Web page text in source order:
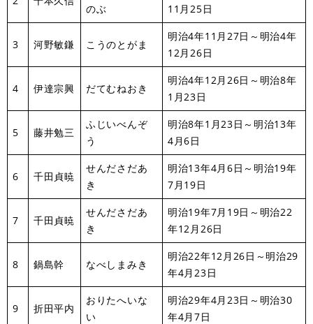
のぶ
11月25日
3 河野敏鎌 こうのとがま
明治4年11月27日～明治4年
12月26日
4 伊達宗興 だてむねおき
明治4年12月26日～明治8年
1月23日
5 藤井勉三
ふじいべんぞ
う
明治8年1月23日～明治13年
4月6日
6 千田貞暁
せんださだあ
き
明治13年4月6日～明治19年
7月19日
7 千田貞暁
せんださだあ
き
明治19年7月19日～明治22
年12月26日
8 鍋島幹 なべしまみき
明治22年12月26日～明治29
年4月23日
9 折田平内
おりたへいな
い
明治29年4月23日～明治30
年4月7日